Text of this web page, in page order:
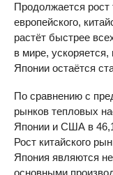
Продолжается
европейского,
растёт быстрее
в мире,
Японии остаётся
По сравнению с
рынков тепловых
Японии и США в 46,1
Рост китайского
Япония являются